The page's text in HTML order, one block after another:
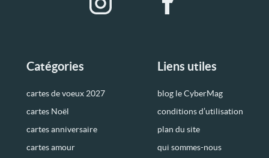
Catégories
cartes de voeux 2027
cartes Noël
cartes anniversaire
cartes amour
Liens utiles
blog le CyberMag
conditions d’utilisation
plan du site
qui sommes-nous